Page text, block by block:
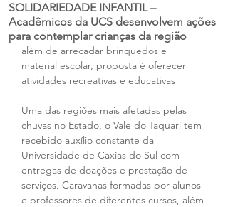
SOLIDARIEDADE INFANTIL –
Acadêmicos da UCS desenvolvem ações
para contemplar crianças da região
além de arrecadar brinquedos e
material escolar, proposta é oferecer
atividades recreativas e educativas
Uma das regiões mais afetadas pelas
chuvas no Estado, o Vale do Taquari tem
recebido auxílio constante da
Universidade de Caxias do Sul com
entregas de doações e prestação de
serviços. Caravanas formadas por alunos
e professores de diferentes cursos, além